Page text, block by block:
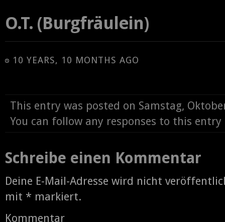
O.T. (Burgfräulein)
10 YEARS, 10 MONTHS AGO
This entry was posted on Samstag,
You can follow any responses to this
Schreibe einen Kommentar
Deine E-Mail-Adresse wird nicht
mit * markiert.
Kommentar